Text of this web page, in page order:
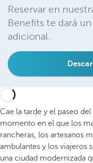
Reservar en
Benefits te dará
adicional.
Cae la tarde y el paseo
momento en el que los
rancheras, los artesanos
ambulantes y los viajeros
una ciudad modernizada